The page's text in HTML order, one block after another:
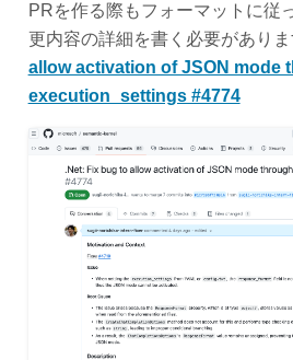
PRを作る際もフォーマットに従
更内容の詳細を書く必要がありま
allow activation of JSON mode
execution_settings #4774